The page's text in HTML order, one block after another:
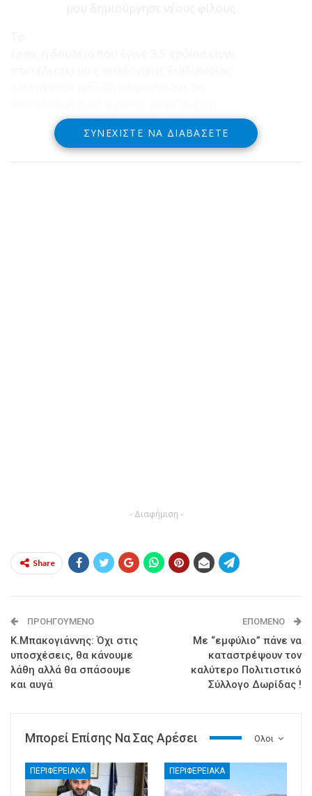
και πολίτες της Φωκίδας.
ΣΥΝΕΧΊΣΤΕ ΝΑ ΔΙΑΒΆΣΕΤΕ
- Διαφήμιση -
Share
ΠΡΟΗΓΟΎΜΕΝΟ
Κ.Μπακογιάννης: Όχι στις
υποσχέσεις, θα κάνουμε
λάθη αλλά θα σπάσουμε
και αυγά
ΕΠΌΜΕΝΟ
Με “εμφύλιο” πάνε να
καταστρέψουν τον
καλύτερο Πολιτιστικό
Σύλλογο Δωρίδας !
Ολοι
Μπορεί Επίσης Να Σας Αρέσει
ΠΕΡΙΦΕΡΕΙΑΚΑ ΠΕΡΙΦΕΡΕΙΑΚΑ